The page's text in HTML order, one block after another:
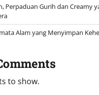
Perpaduan Gurih dan Creamy
Alam yang Menyimpan
to show.